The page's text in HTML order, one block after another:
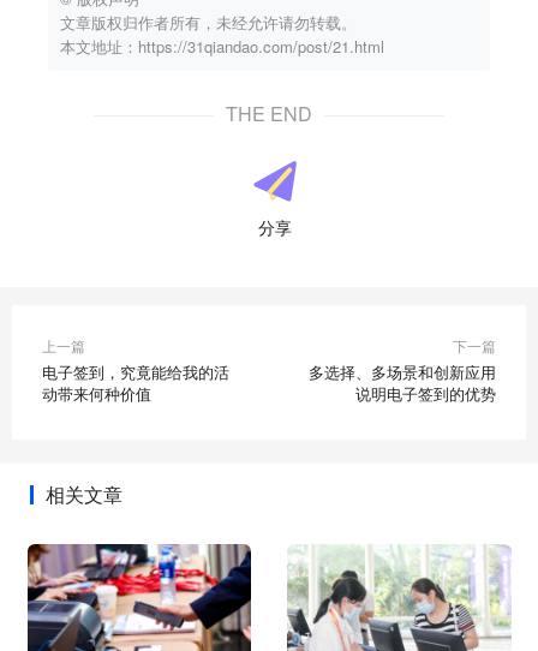
文章版权归作者所有，未经允许请勿转载。
本文地址：https://31qiandao.com/post/21.html
THE END
分享
上一篇
电子签到，究竟能给我的活
动带来何种价值
下一篇
多选择、多场景和创新应用
说明电子签到的优势
相关文章